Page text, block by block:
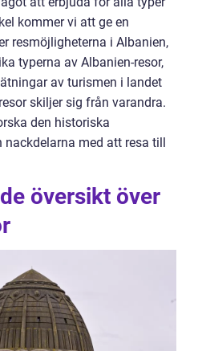
kommer vi att ge en
resmöjligheterna i Albanien,
typerna av Albanien-resor,
av turismen i landet
skiljer sig från varandra.
den historiska
nackdelarna med att resa till
översikt över